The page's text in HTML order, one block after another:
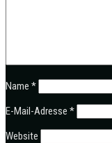
Name *
E-Mail-Adresse *
Website